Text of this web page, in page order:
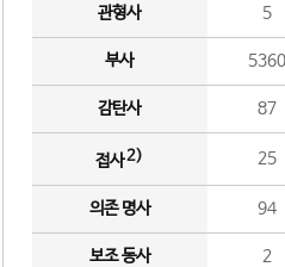
관형사 5
부사 5360
감탄사 87
접사2) 25
의존 명사 94
보조 동사 2